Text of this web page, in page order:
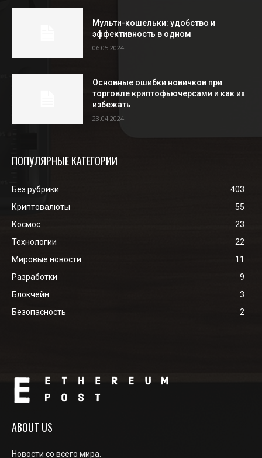
Мульти-кошельки: удобство и
эффективность в одном
06.05.2024
Основные ошибки новичков при
торговле криптофьючерсами и как их
избежать
23.04.2024
ПОПУЛЯРНЫЕ КАТЕГОРИИ
Без рубрики
403
Криптовалюты
55
Космос
23
Технологии
22
Мировые новости
11
Разработки
9
Блокчейн
3
Безопасность
2
ABOUT US
Новости со всего мира.